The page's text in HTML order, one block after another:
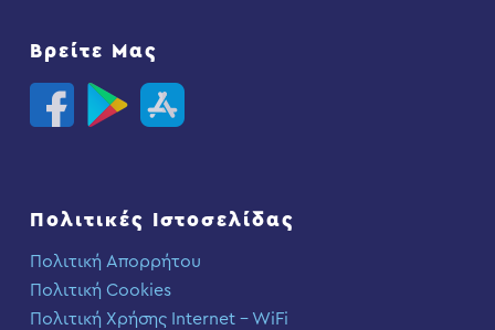
Βρείτε Μας
Πολιτικές Ιστοσελίδας
Πολιτική Απορρήτου
Πολιτική Cookies
Πολιτική Χρήσης Internet – WiFi